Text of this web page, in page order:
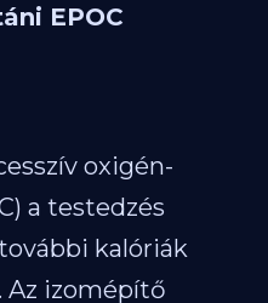
EPOC
oxigén-
a testedzés
kalóriák
Az izomépítő